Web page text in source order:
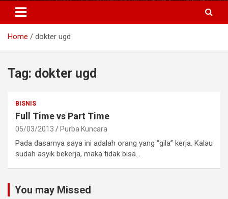
Home dokter ugd
Tag: dokter ugd
BISNIS
Full Time vs Part Time
05/03/2013 Purba Kuncara
Pada dasarnya saya ini adalah orang yang “gila” kerja. Kalau
sudah asyik bekerja, maka tidak bisa…
You may Missed